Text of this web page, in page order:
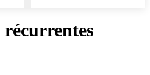
récurrentes